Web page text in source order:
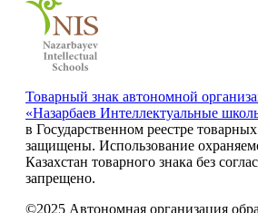
Товарный знак автономной
«Назарбаев Интеллектуальные
в Государственном реестре
защищены. Использование
Казахстан товарного знака без
запрещено.
©2025 Автономная организация